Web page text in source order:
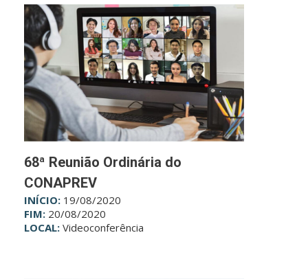
68ª Reunião Ordinária do
CONAPREV
INÍCIO: 19/08/2020
FIM: 20/08/2020
LOCAL: Videoconferência